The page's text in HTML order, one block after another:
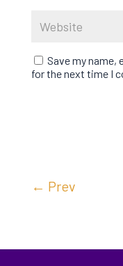
Save my name,
for the next time I
← Prev